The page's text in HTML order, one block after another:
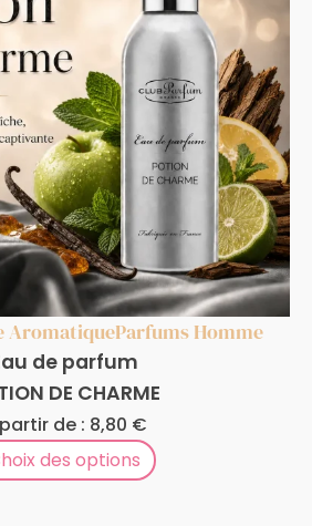
AromatiqueParfums Homme
de parfum
DE CHARME
de : 8,80 €
des options